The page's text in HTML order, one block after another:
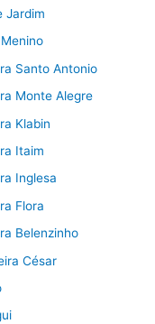
Jardim
Santo Antonio
Monte Alegre
Klabin
Itaim
Inglesa
Flora
Belenzinho
César